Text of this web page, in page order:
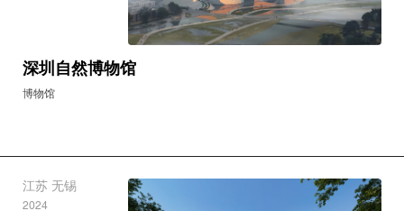
深圳自然博物馆
博物馆
江苏 无锡
2024